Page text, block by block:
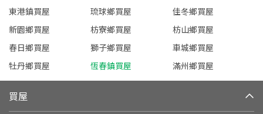
東港鎮買屋
琉球鄉買屋
佳冬鄉買屋
新園鄉買屋
枋寮鄉買屋
枋山鄉買屋
春日鄉買屋
獅子鄉買屋
車城鄉買屋
牡丹鄉買屋
恆春鎮買屋 滿州鄉買屋
買屋